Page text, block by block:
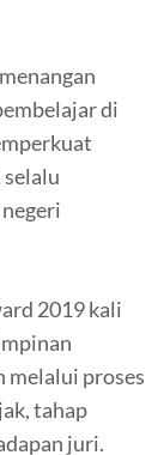
di
2019 kali
melalui proses
tahap
juri.